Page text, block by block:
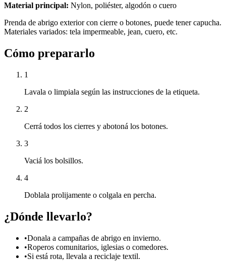
Material principal: Nylon, poliéster, algodón o cuero
Prenda de abrigo exterior con cierre o botones, puede tener capucha.
Materiales variados: tela impermeable, jean, cuero, etc.
Cómo prepararlo
1
Lavala o limpiala según las instrucciones de la etiqueta.
2
Cerrá todos los cierres y abotoná los botones.
3
Vaciá los bolsillos.
4
Doblala prolijamente o colgala en percha.
¿Dónde llevarlo?
•Donala a campañas de abrigo en invierno.
•Roperos comunitarios, iglesias o comedores.
•Si está rota, llevala a reciclaje textil.